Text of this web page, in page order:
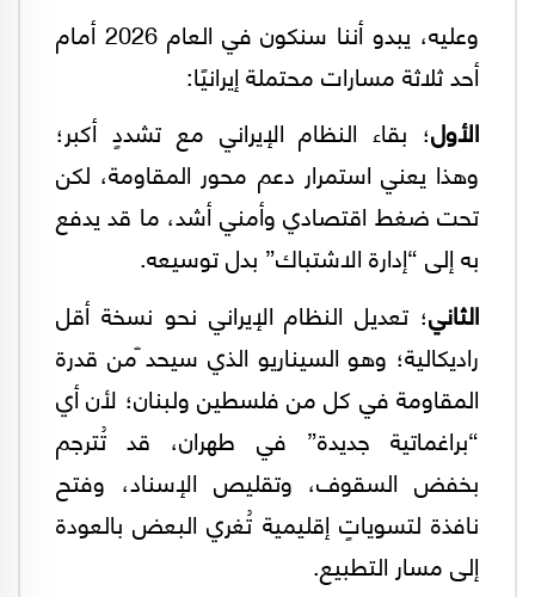
وعليه، يبدو أننا سنكون في العام 2026 أمام
أحد ثلاثة مسارات محتملة إيرانيًا:
الأول؛ بقاء النظام الإيراني مع تشددٍ أكبر؛
وهذا يعني استمرار دعم محور المقاومة، لكن
تحت ضغط اقتصادي وأمني أشد، ما قد يدفع
به إلى “إدارة الاشتباك” بدل توسيعه.
الثاني؛ تعديل النظام الإيراني نحو نسخة أقل
راديكالية؛ وهو السيناريو الذي سيحد ّمن قدرة
المقاومة في كل من فلسطين ولبنان؛ لأن أي
“براغماتية جديدة” في طهران، قد تُترجم
بخفض السقوف، وتقليص الإسناد، وفتح
نافذة لتسوياتٍ إقليمية تُغري البعض بالعودة
إلى مسار التطبيع.